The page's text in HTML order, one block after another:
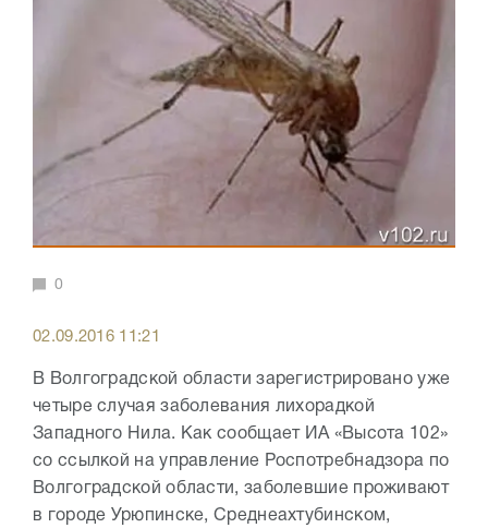
0
02.09.2016 11:21
В Волгоградской области зарегистрировано уже
четыре случая заболевания лихорадкой
Западного Нила. Как сообщает ИА «Высота 102»
со ссылкой на управление Роспотребнадзора по
Волгоградской области, заболевшие проживают
в городе Урюпинске, Среднеахтубинском,